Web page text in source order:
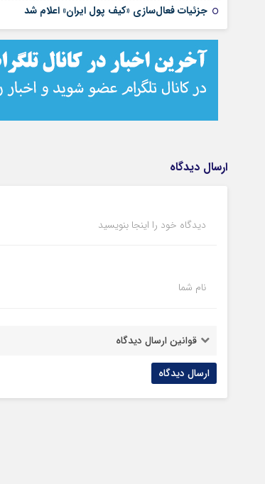
جزئیات فعال‌سازی «کیف پول ایران» اعلام شد
ارسال دیدگاه
دیدگاه خود را اینجا بنویسید
نام شما
قوانین ارسال دیدگاه